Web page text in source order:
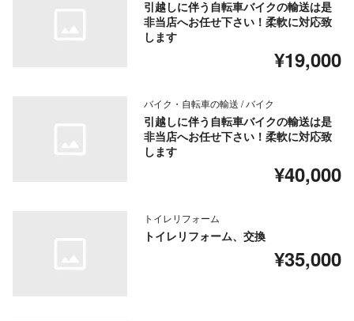
引越しに伴う自転車バイクの輸送は是
非当店へお任せ下さい！柔軟に対応致
します
¥19,000
バイク・自転車の輸送 / バイク
引越しに伴う自転車バイクの輸送は是
非当店へお任せ下さい！柔軟に対応致
します
¥40,000
トイレリフォーム
トイレリフォーム、交換
¥35,000